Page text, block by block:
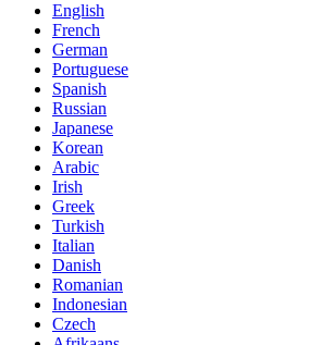
English
French
German
Portuguese
Spanish
Russian
Japanese
Korean
Arabic
Irish
Greek
Turkish
Italian
Danish
Romanian
Indonesian
Czech